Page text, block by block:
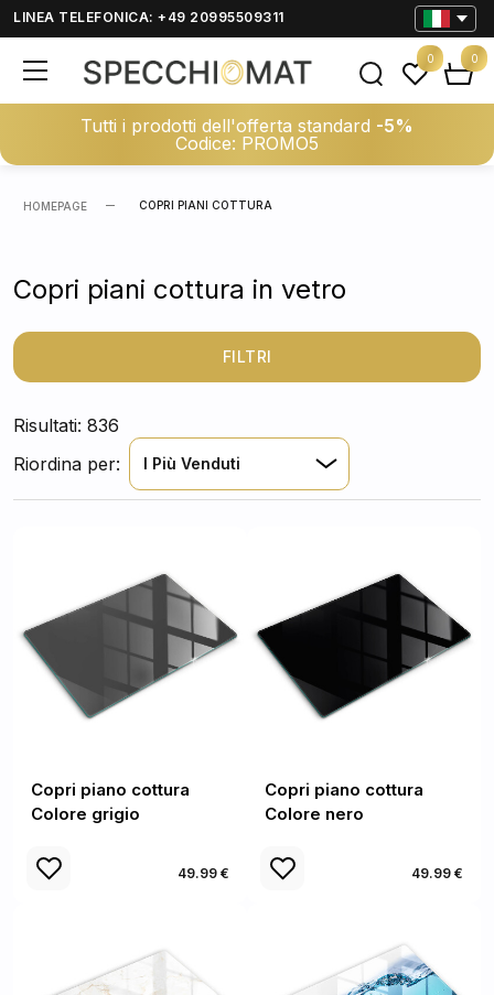
LINEA TELEFONICA: +49 20995509311
Tutti i prodotti dell'offerta standard -5%
Codice: PROMO5
0 0
HOMEPAGE COPRI PIANI COTTURA
Copri piani cottura in vetro
FILTRI
Risultati: 836
Riordina per:
I Più Venduti
Copri piano cottura
Colore grigio
49.99 €
Copri piano cottura
Colore nero
49.99 €